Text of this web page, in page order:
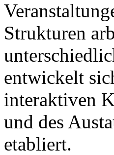
Strukturen
entwickelt
interaktiven
und des
etabliert.